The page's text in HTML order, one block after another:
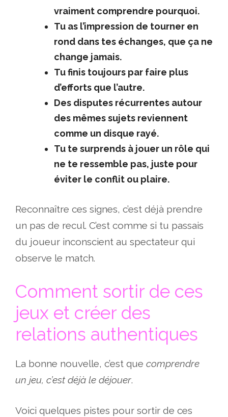
vraiment comprendre pourquoi.
Tu as l’impression de tourner en
rond dans tes échanges, que ça ne
change jamais.
Tu finis toujours par faire plus
d’efforts que l’autre.
Des disputes récurrentes autour
des mêmes sujets reviennent
comme un disque rayé.
Tu te surprends à jouer un rôle qui
ne te ressemble pas, juste pour
éviter le conflit ou plaire.
Reconnaître ces signes, c’est déjà prendre
un pas de recul. C’est comme si tu passais
du joueur inconscient au spectateur qui
observe le match.
Comment sortir de ces
jeux et créer des
relations authentiques
La bonne nouvelle, c’est que comprendre
un jeu, c’est déjà le déjouer.
Voici quelques pistes pour sortir de ces